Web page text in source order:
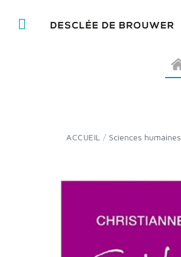
ACCUEIL / Sciences humaines